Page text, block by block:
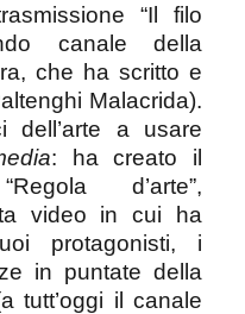
“Il filo
canale della
che ha scritto e
Malacrida).
dell’arte a usare
: ha creato il
d’arte”,
video in cui ha
protagonisti, i
in puntate della
tutt’oggi il canale